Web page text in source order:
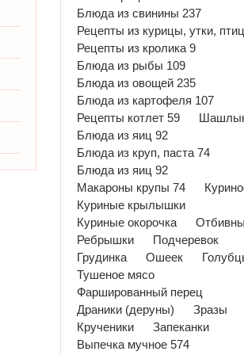
Блюда из свинины 237
Рецепты из курицы, утки,
Рецепты из кролика 9
Блюда из рыбы 109
Блюда из овощей 235
Блюда из картофеля 107
Рецепты котлет 59
Блюда из яиц 92
Блюда из круп, паста 74
Блюда из яиц 92
Макароны крупы 74
Куриные крылышки
Куриные окорочка
Ребрышки
Подчеревок
Грудинка
Ошеек
Тушеное мясо
Фаршированный перец
Драники (деруны)
Зразы
Крученики
Запеканки
Выпечка мучное 574